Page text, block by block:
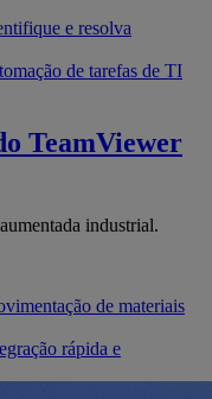
e resolva
de tarefas de TI
TeamViewer
industrial.
de materiais
rápida e